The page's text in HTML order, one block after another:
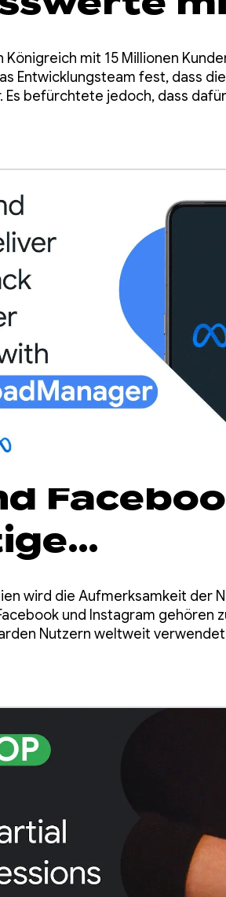
R8-
mit 15 Millionen
Entwicklungsteam fest, dass
befürchtete jedoch, dass
wird die Aufmerksamkeit der
und Instagram gehören
Nutzern weltweit